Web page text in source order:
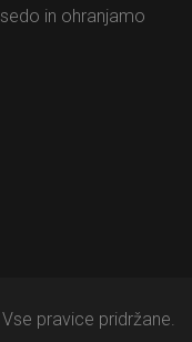
in ohranjamo
Vse pravice pridržane.